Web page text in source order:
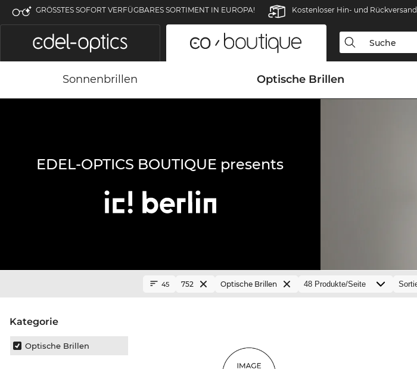
GRÖSSTES SOFORT VERFÜGBARES SORTIMENT IN EUROPA! Kostenloser Hin- und Rückversand
Sonnenbrillen Optische Brillen
EDEL-OPTICS BOUTIQUE presents
Kategorie
Optische Brillen
45 752 Optische Brillen